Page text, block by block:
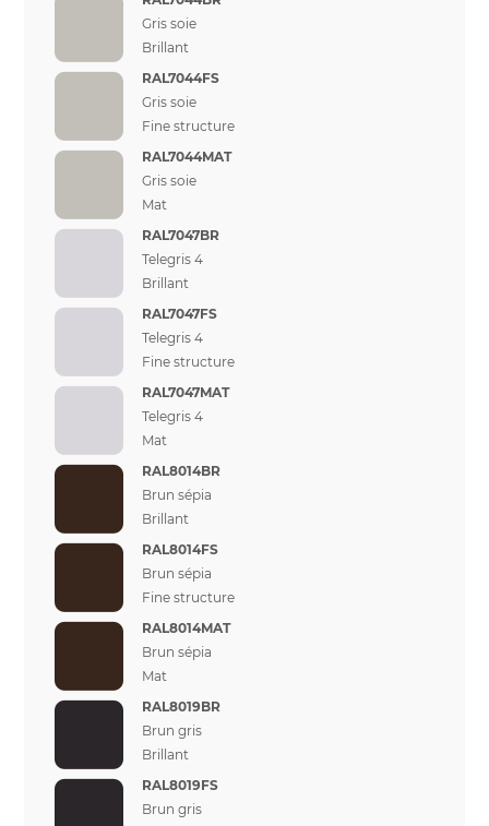
Gris soie
Brillant
RAL7044FS
Gris soie
Fine structure
RAL7044MAT
Gris soie
Mat
RAL7047BR
Telegris 4
Brillant
RAL7047FS
Telegris 4
Fine structure
RAL7047MAT
Telegris 4
Mat
RAL8014BR
Brun sépia
Brillant
RAL8014FS
Brun sépia
Fine structure
RAL8014MAT
Brun sépia
Mat
RAL8019BR
Brun gris
Brillant
RAL8019FS
Brun gris